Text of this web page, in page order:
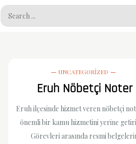
Search
for:
UNCATEGORIZED
Eruh Nöbetçi Noter
Eruh ilçesinde hizmet veren nöbetçi
önemli bir kamu hizmetini yerine
Görevleri arasında resmi